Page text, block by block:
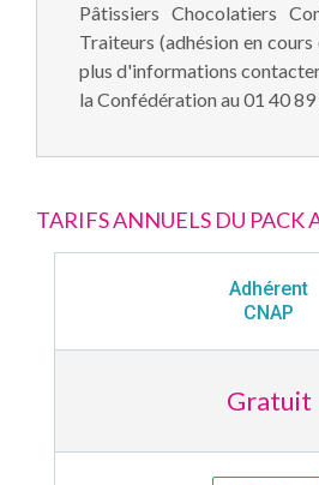
Pâtissiers Chocolatiers
Traiteurs (adhésion en
plus d'informations
la Confédération au 01 40 89
TARIFS ANNUELS DU PACK
Adhérent
CNAP
Gratuit